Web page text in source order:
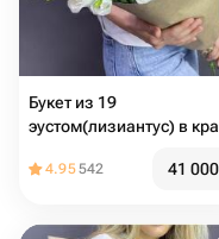
Букет из 19
эустом(лизиантус) в
4.95542 41 000